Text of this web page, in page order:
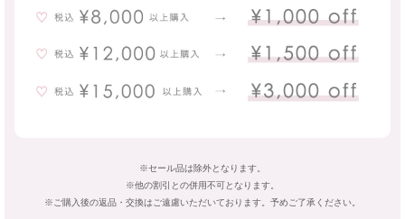
※セール品は除外となります。
※他の割引との併用不可となります。
※ご購入後の返品・交換はご遠慮いただいております。予めご了承ください。